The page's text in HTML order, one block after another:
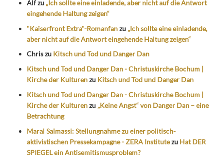
Alfzu „Ich sollte eine einladende, aber nicht auf die Antwort
eingehende Haltung zeigen“
"Kaiserfront Extra"-Romanfanzu „Ich sollte eine einladende,
aber nicht auf die Antwort eingehende Haltung zeigen“
Chriszu Kitsch und Tod und Danger Dan
Kitsch und Tod und Danger Dan - Christuskirche Bochum |
Kirche der Kulturenzu Kitsch und Tod und Danger Dan
Kitsch und Tod und Danger Dan - Christuskirche Bochum |
Kirche der Kulturenzu „Keine Angst“ von Danger Dan – eine
Betrachtung
Maral Salmassi: Stellungnahme zu einer politisch-
aktivistischen Pressekampagne - ZERA Institutezu Hat DER
SPIEGEL ein Antisemitismusproblem?